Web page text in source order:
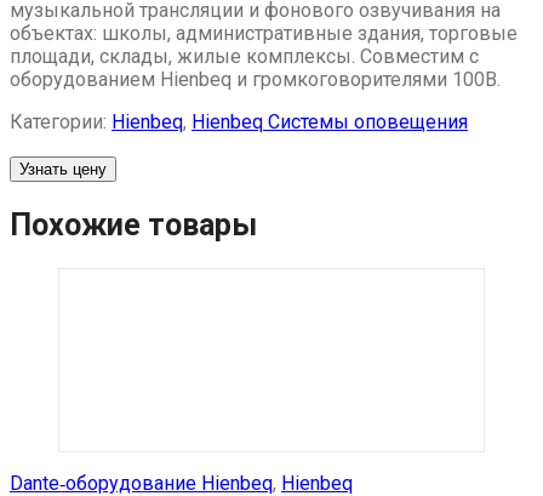
музыкальной трансляции и фонового озвучивания на
объектах: школы, административные здания, торговые
площади, склады, жилые комплексы. Совместим с
оборудованием Hienbeq и громкоговорителями 100В.
Категории: Hienbeq, Hienbeq Системы оповещения
Узнать цену
Похожие товары
Dante‑оборудование Hienbeq, Hienbeq